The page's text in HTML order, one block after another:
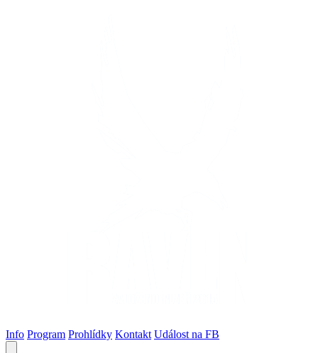
Info Program Prohlídky Kontakt Událost na FB